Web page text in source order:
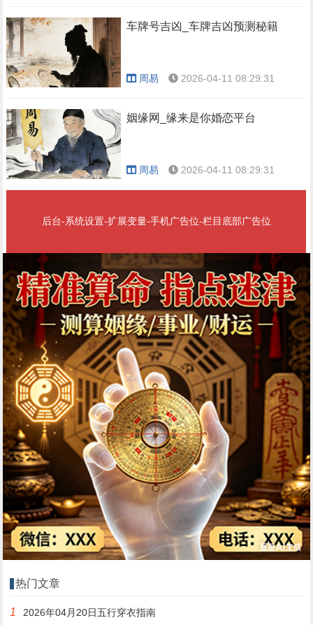
车牌号吉凶_车牌吉凶预测秘籍
周易 2026-04-11 08:29:31
姻缘网_缘来是你婚恋平台
周易 2026-04-11 08:29:31
后台-系统设置-扩展变量-手机广告位-栏目底部广告位
热门文章
1 2026年04月20日五行穿衣指南